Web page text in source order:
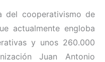
del cooperativismo de
actualmente engloba
y unos 260.000
Juan Antonio